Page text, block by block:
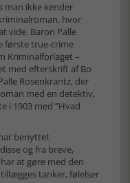
man ikke kender
hvor
vide. Baron Palle
første true-crime
Kriminalforlaget –
med efterskrift af Bo
Rosenkrantz, der
med en detektiv,
i 1903 med ”Hvad
benyttet
og fra breve,
at gøre med den
tanker, følelser